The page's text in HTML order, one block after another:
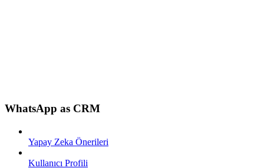
WhatsApp as CRM
Yapay Zeka Önerileri
Kullanıcı Profili